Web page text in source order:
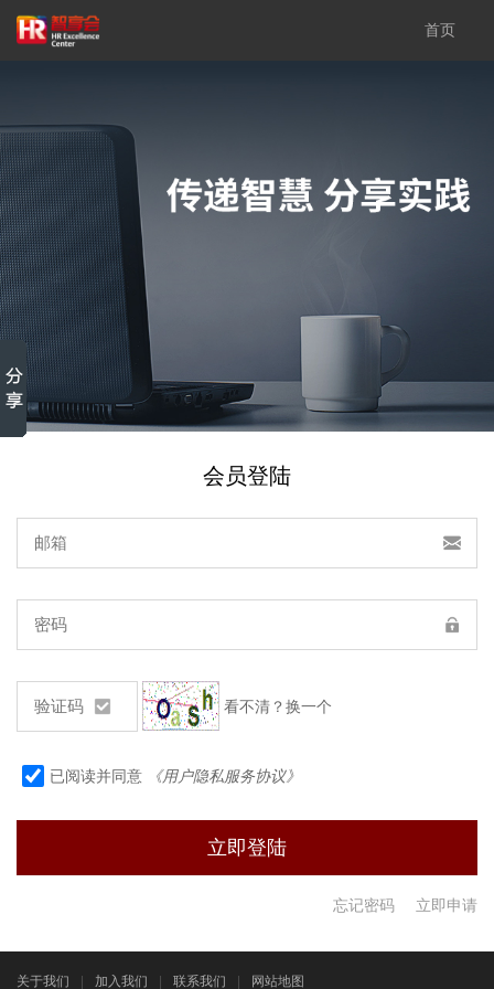
首页
会员登陆
看不清？换一个
已阅读并同意 《用户隐私服务协议》
忘记密码 立即申请
关于我们 加入我们 联系我们 网站地图